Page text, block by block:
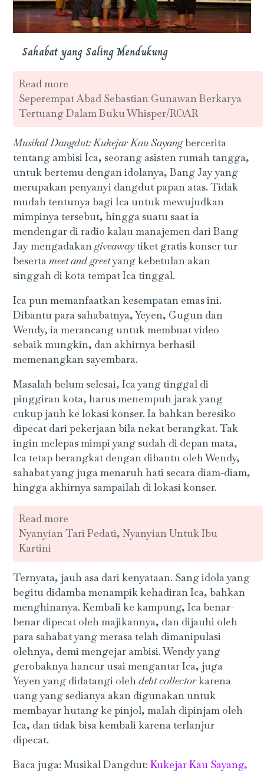
Sahabat yang Saling Mendukung
Read more
Seperempat Abad Sebastian Gunawan Berkarya
Tertuang Dalam Buku Whisper/ROAR
Musikal Dangdut: Kukejar Kau Sayangbercerita
tentang ambisi Ica, seorang asisten rumah tangga,
untuk bertemu dengan idolanya, Bang Jay yang
merupakan penyanyi dangdut papan atas. Tidak
mudah tentunya bagi Ica untuk mewujudkan
mimpinya tersebut, hingga suatu saat ia
mendengar di radio kalau manajemen dari Bang
Jay mengadakangiveawaytiket gratis konser tur
besertameet and greetyang kebetulan akan
singgah di kota tempat Ica tinggal.
Ica pun memanfaatkan kesempatan emas ini.
Dibantu para sahabatnya, Yeyen, Gugun dan
Wendy, ia merancang untuk membuat video
sebaik mungkin, dan akhirnya berhasil
memenangkan sayembara.
Masalah belum selesai, Ica yang tinggal di
pinggiran kota, harus menempuh jarak yang
cukup jauh ke lokasi konser. Ia bahkan beresiko
dipecat dari pekerjaan bila nekat berangkat. Tak
ingin melepas mimpi yang sudah di depan mata,
Ica tetap berangkat dengan dibantu oleh Wendy,
sahabat yang juga menaruh hati secara diam-diam,
hingga akhirnya sampailah di lokasi konser.
Read more
Nyanyian Tari Pedati, Nyanyian Untuk Ibu
Kartini
Ternyata, jauh asa dari kenyataan. Sang idola yang
begitu didamba menampik kehadiran Ica, bahkan
menghinanya. Kembali ke kampung, Ica benar-
benar dipecat oleh majikannya, dan dijauhi oleh
para sahabat yang merasa telah dimanipulasi
olehnya, demi mengejar ambisi. Wendy yang
gerobaknya hancur usai mengantar Ica, juga
Yeyen yang didatangi olehdebt collectorkarena
uang yang sedianya akan digunakan untuk
membayar hutang ke pinjol, malah dipinjam oleh
Ica, dan tidak bisa kembali karena terlanjur
dipecat.
Baca juga: Musikal Dangdut:Kukejar Kau Sayang,